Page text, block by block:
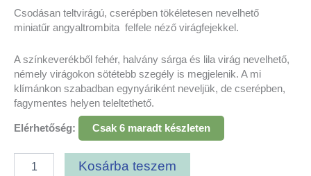
Csodásan teltvirágú, cserépben tökéletesen nevelhető
miniatűr angyaltrombita felfele néző virágfejekkel.
A színkeverékből fehér, halvány sárga és lila virág nevelhető,
némely virágokon sötétebb szegély is megjelenik. A mi
klímánkon szabadban egynyáriként neveljük, de cserépben,
fagymentes helyen teleltethető.
Elérhetőség: Csak 6 maradt készleten
Kosárba teszem